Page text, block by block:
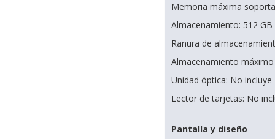
Memoria máxima
Almacenamiento: 512 GB
Ranura de
Almacenamiento
Unidad óptica: No incluye
Lector de tarjetas: No
Pantalla y diseño